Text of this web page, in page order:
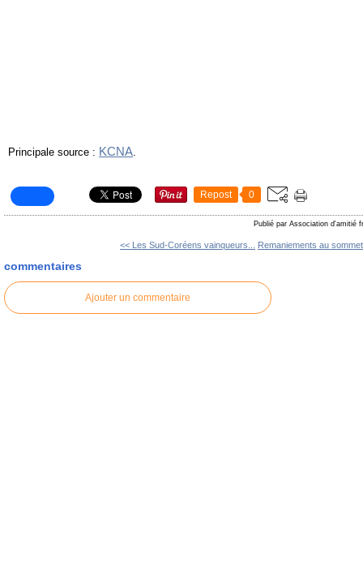
Principale source : KCNA.
Repost 0
Publié par Association d'amitié
<< Les Sud-Coréens vainqueurs... Remaniements au
commentaires
Ajouter un commentaire